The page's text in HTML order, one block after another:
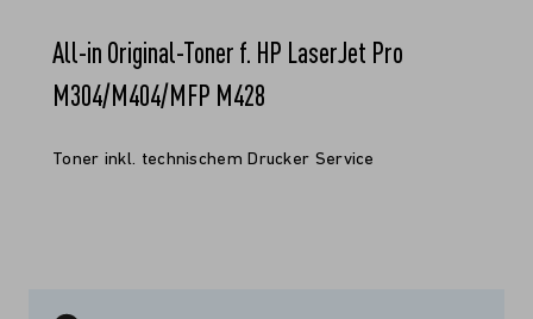
All-in Original-Toner f. HP LaserJet Pro
M304/M404/MFP M428
Toner inkl. technischem Drucker Service